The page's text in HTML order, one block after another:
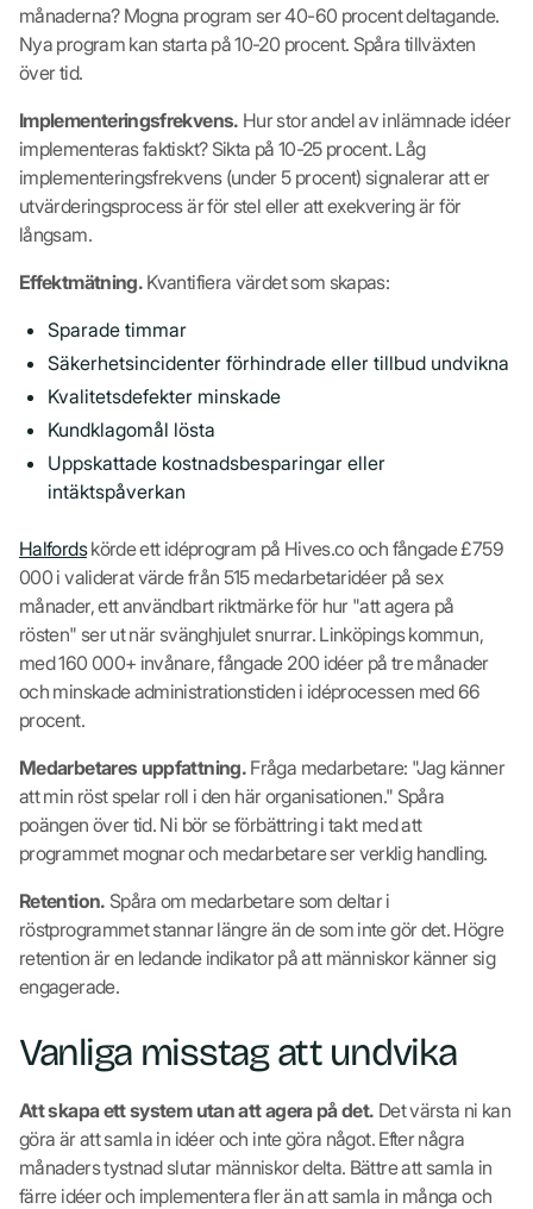
månaderna? Mogna program ser 40-60 procent deltagande.
Nya program kan starta på 10-20 procent. Spåra tillväxten
över tid.
Implementeringsfrekvens. Hur stor andel av inlämnade idéer
implementeras faktiskt? Sikta på 10-25 procent. Låg
implementeringsfrekvens (under 5 procent) signalerar att er
utvärderingsprocess är för stel eller att exekvering är för
långsam.
Effektmätning. Kvantifiera värdet som skapas:
Sparade timmar
Säkerhetsincidenter förhindrade eller tillbud undvikna
Kvalitetsdefekter minskade
Kundklagomål lösta
Uppskattade kostnadsbesparingar eller
intäktspåverkan
Halfordskörde ett idéprogram på Hives.co och fångade £759
000 i validerat värde från 515 medarbetaridéer på sex
månader, ett användbart riktmärke för hur "att agera på
rösten" ser ut när svänghjulet snurrar. Linköpings kommun,
med 160 000+ invånare, fångade 200 idéer på tre månader
och minskade administrationstiden i idéprocessen med 66
procent.
Medarbetares uppfattning. Fråga medarbetare: "Jag känner
att min röst spelar roll i den här organisationen." Spåra
poängen över tid. Ni bör se förbättring i takt med att
programmet mognar och medarbetare ser verklig handling.
Retention. Spåra om medarbetare som deltar i
röstprogrammet stannar längre än de som inte gör det. Högre
retention är en ledande indikator på att människor känner sig
engagerade.
Vanliga misstag att undvika
Att skapa ett system utan att agera på det. Det värsta ni kan
göra är att samla in idéer och inte göra något. Efter några
månaders tystnad slutar människor delta. Bättre att samla in
färre idéer och implementera fler än att samla in många och